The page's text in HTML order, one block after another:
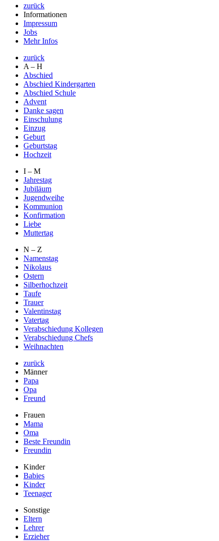
zurück
Informationen
Impressum
Jobs
Mehr Infos
zurück
A – H
Abschied
Abschied Kindergarten
Abschied Schule
Advent
Danke sagen
Einschulung
Einzug
Geburt
Geburtstag
Hochzeit
I – M
Jahrestag
Jubiläum
Jugendweihe
Kommunion
Konfirmation
Liebe
Muttertag
N – Z
Namenstag
Nikolaus
Ostern
Silberhochzeit
Taufe
Trauer
Valentinstag
Vatertag
Verabschiedung Kollegen
Verabschiedung Chefs
Weihnachten
zurück
Männer
Papa
Opa
Freund
Frauen
Mama
Oma
Beste Freundin
Freundin
Kinder
Babies
Kinder
Teenager
Sonstige
Eltern
Lehrer
Erzieher